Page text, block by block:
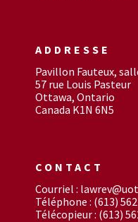
ADDRESSE
Pavillon Fauteux,
57 rue Louis Pasteur
Ottawa, Ontario
Canada K1N 6N5
CONTACT
Courriel :
Téléphone : (613)
Télécopieur : (613)